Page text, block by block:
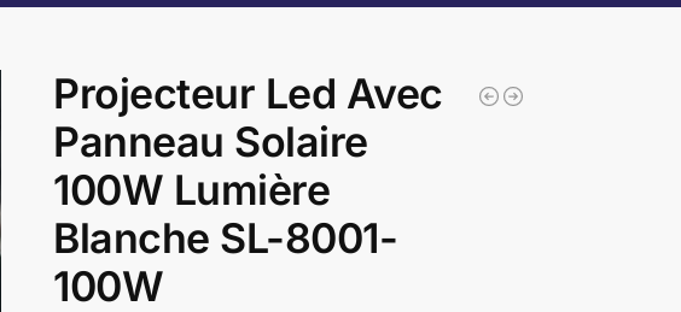
Projecteur Led Avec
Panneau Solaire
100W Lumière
Blanche SL-8001-
100W